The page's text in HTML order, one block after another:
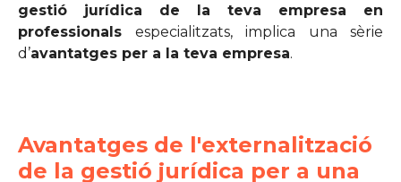
gestió jurídica de la teva empresa en
professionals especialitzats, implica una sèrie
d’avantatges per a la teva empresa.
Avantatges de l'externalització
de la gestió jurídica per a una